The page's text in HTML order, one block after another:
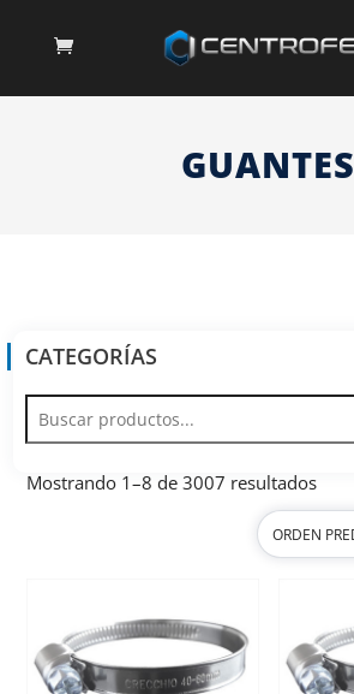
GUANTES
CATEGORÍAS
Mostrando 1–8 de 3007 resultados